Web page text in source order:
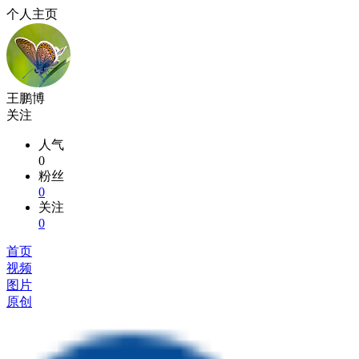
个人主页
王鹏博
关注
人气
0
粉丝
0
关注
0
首页
视频
图片
原创